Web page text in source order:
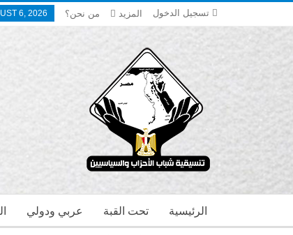
تسجيل الدخول 6, 2026 من نحن؟ المزيد
عربي ودولي تحت القبة الرئيسية